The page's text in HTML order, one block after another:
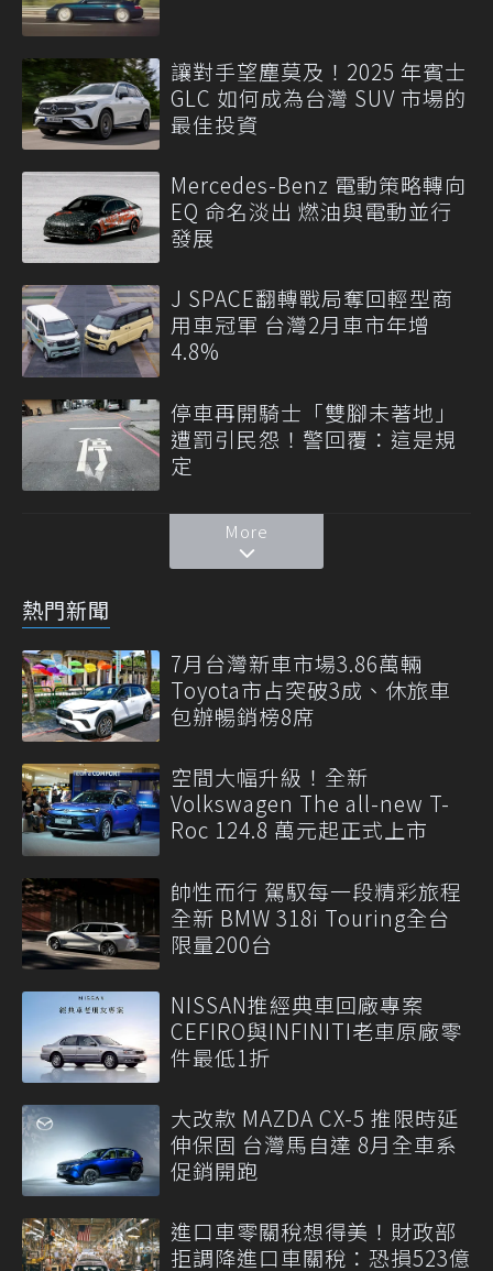
讓對手望塵莫及！2025 年賓士
GLC 如何成為台灣 SUV 市場的
最佳投資
Mercedes-Benz 電動策略轉向
EQ 命名淡出 燃油與電動並行
發展
J SPACE翻轉戰局奪回輕型商
用車冠軍 台灣2月車市年增
4.8%
停車再開騎士「雙腳未著地」
遭罰引民怨！警回覆：這是規
定
More
熱門新聞
7月台灣新車市場3.86萬輛
Toyota市占突破3成、休旅車
包辦暢銷榜8席
空間大幅升級！全新
Volkswagen The all-new T-
Roc 124.8 萬元起正式上市
帥性而行 駕馭每一段精彩旅程
全新 BMW 318i Touring全台
限量200台
NISSAN推經典車回廠專案
CEFIRO與INFINITI老車原廠零
件最低1折
大改款 MAZDA CX-5 推限時延
伸保固 台灣馬自達 8月全車系
促銷開跑
進口車零關稅想得美！財政部
拒調降進口車關稅：恐損523億